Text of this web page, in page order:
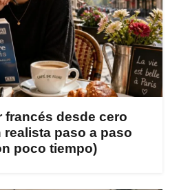
francés desde cero
realista paso a paso
poco tiempo)